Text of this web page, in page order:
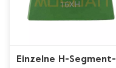
Einzelne H-Segment-